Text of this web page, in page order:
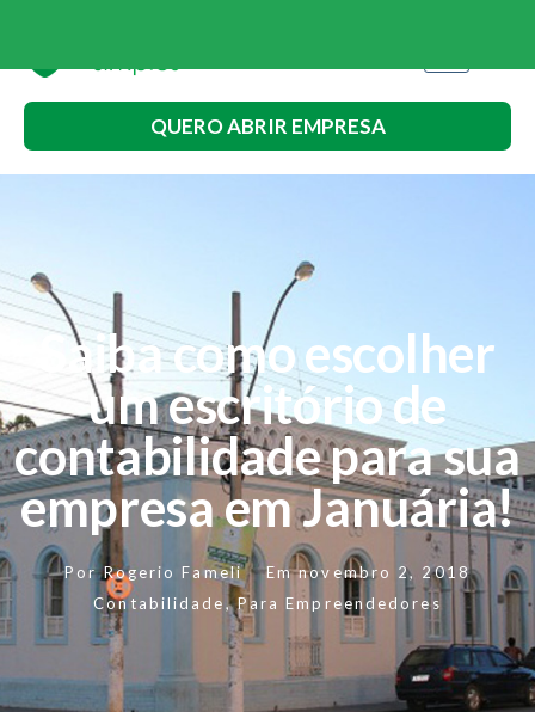
QUERO ABRIR EMPRESA
Saiba como escolher
um escritório de
contabilidade para sua
empresa em Januária!
PorRogerio Fameli Em novembro 2, 2018
Contabilidade,Para Empreendedores